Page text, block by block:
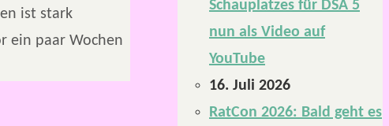
ist stark
ein paar Wochen
Schauplatzes für DSA 5
nun als Video auf
YouTube
16. Juli 2026
RatCon 2026: Bald geht es